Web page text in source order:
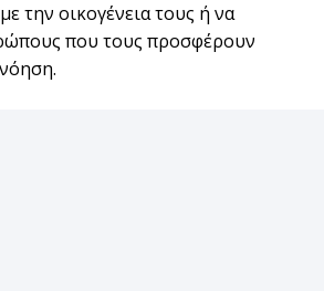
την οικογένεια τους ή να
που τους προσφέρουν